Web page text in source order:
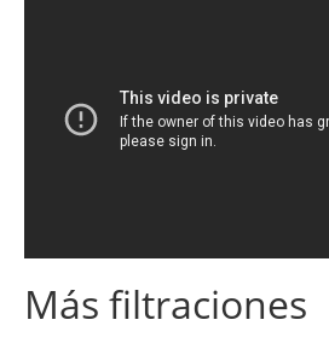
Más filtraciones